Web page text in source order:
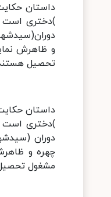
داستان
)دختری است
و ظاهرش
تحصیل
داستان
)دختری است
دوران
چهره و
مشغول